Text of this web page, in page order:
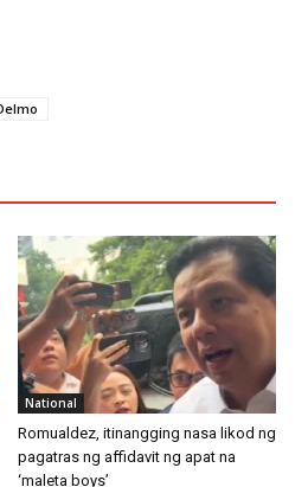
National
Romualdez, itinangging nasa likod ng
pagatras ng affidavit ng apat na
‘maleta boys’